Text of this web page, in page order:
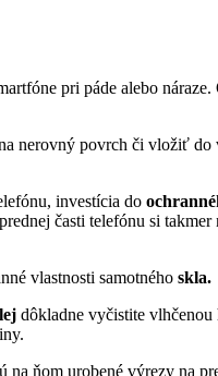
pri páde alebo
nerovný povrch či vložiť
investícia do
časti telefónu si
vlastnosti samotného skla.
dôkladne vyčistite vlhčenou
na ňom urobené výrezy na